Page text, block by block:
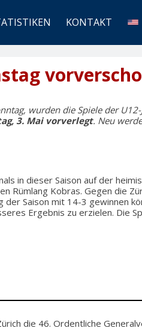
KONTAKT
wurden die Spiele der
3. Mai vorverlegt. Neu
in dieser Saison auf der
Rümlang Kobras. Gegen die
Saison mit 14-3 gewinnen
Ergebnis zu erzielen. Die
die 46. Ordentliche